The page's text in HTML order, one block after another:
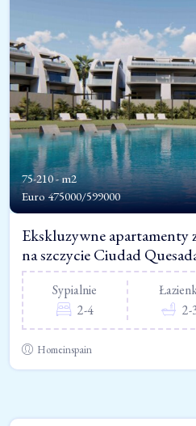
75-210 - m2
Euro475000/599000
Ekskluzywne apartamenty
na szczycie Ciudad
Sypialnie
2-4
2-
Homeinspain